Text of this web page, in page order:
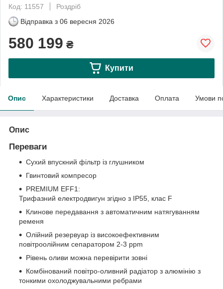
Код: 11557
Роздріб
Відправка з 06 вересня 2026
580 199 ₴
Купити
Опис Характеристики Доставка Оплата Умови
Опис
Переваги
Сухий впускний фільтр із глушником
Гвинтовий компресор
PREMIUM EFF1:
Трифазний електродвигун згідно з IP55, клас F
Клинове передавання з автоматичним натягуванням
ременя
Олійний резервуар із високоефективним
повітроолійним сепаратором 2-3 ppm
Рівень оливи можна перевірити зовні
Комбінований повітро-оливний радіатор з алюмінію з
тонкими охолоджувальними ребрами